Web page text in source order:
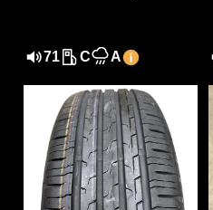
71 C A